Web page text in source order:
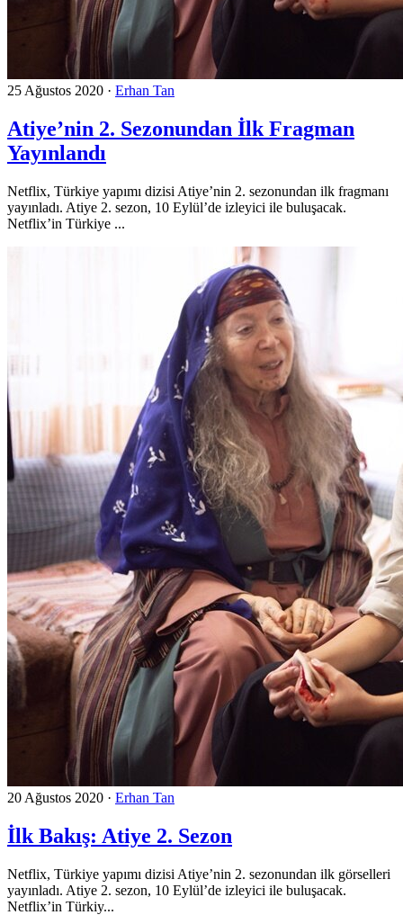
25 Ağustos 2020 · Erhan Tan
Atiye’nin 2. Sezonundan İlk Fragman
Yayınlandı
Netflix, Türkiye yapımı dizisi Atiye’nin 2. sezonundan ilk fragmanı
yayınladı. Atiye 2. sezon, 10 Eylül’de izleyici ile buluşacak.
Netflix’in Türkiye ...
20 Ağustos 2020 · Erhan Tan
İlk Bakış: Atiye 2. Sezon
Netflix, Türkiye yapımı dizisi Atiye’nin 2. sezonundan ilk görselleri
yayınladı. Atiye 2. sezon, 10 Eylül’de izleyici ile buluşacak.
Netflix’in Türkiy...